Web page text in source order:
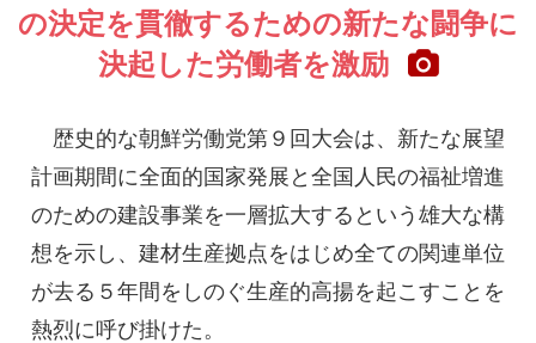
の決定を貫徹するための新たな闘争に
決起した労働者を激励
歴史的な朝鮮労働党第９回大会は、新たな展望
計画期間に全面的国家発展と全国人民の福祉増進
のための建設事業を一層拡大するという雄大な構
想を示し、建材生産拠点をはじめ全ての関連単位
が去る５年間をしのぐ生産的高揚を起こすことを
熱烈に呼び掛けた。